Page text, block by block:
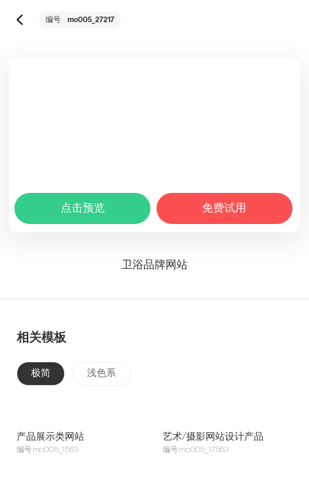
编号 mo005_27217
点击预览 免费试用
卫浴品牌网站
相关模板
极简 浅色系
产品展示类网站
编号mo005_1563
艺术/摄影网站设计产品
编号 mo005_17563